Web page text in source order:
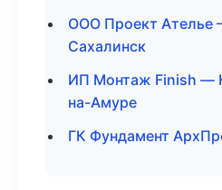
ООО Проект
Сахалинск
ИП Монтаж Finish —
на-Амуре
ГК Фундамент